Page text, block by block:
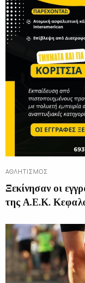
ΑΘΛΗΤΙΣΜΌΣ
Ξεκίνησαν οι
της Α.Ε.Κ.